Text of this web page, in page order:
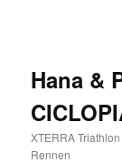
Hana &
XTERRA
Rennen